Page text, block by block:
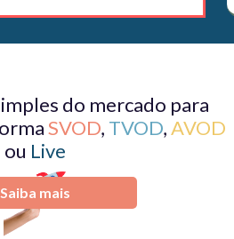
do mercado para
SVOD, TVOD,AVOD
ou Live
Saiba mais